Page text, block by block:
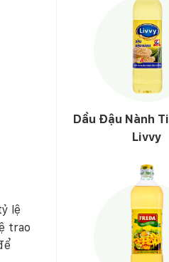
lệ
trao
Dầu Đậu Nành
Livvy